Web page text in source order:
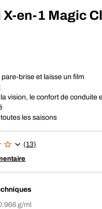
en-1 Magic Cl
pare-brise et laisse un film
vision, le confort de conduite
les saisons
(13)
g/ml